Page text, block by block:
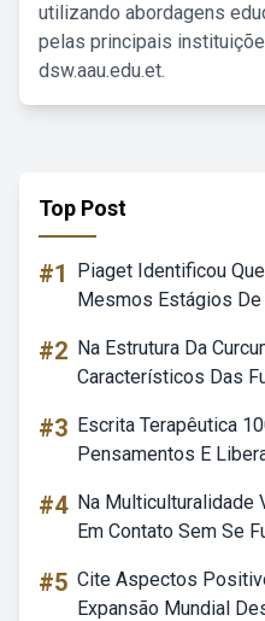
utilizando abordagens
pelas principais
dsw.aau.edu.et.
Top Post
#1
Piaget Identificou
Mesmos Estágios
#2 Na Estrutura Da
Característicos Das
#3 Escrita Terapêutica
Pensamentos E
#4 Na Multiculturalidade
Em Contato Sem Se
#5 Cite Aspectos
Expansão Mundial